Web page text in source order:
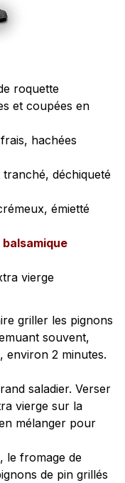
roquette
et coupées en
hachées
déchiqueté
émietté
balsamique
vierge
griller les pignons
souvent,
environ 2 minutes.
saladier. Verser
vierge sur la
mélanger pour
le fromage de
de pin grillés